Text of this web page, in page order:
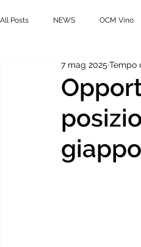
All Posts NEWS OCM Vino
Italian Icons7 mag 2025 Tempo